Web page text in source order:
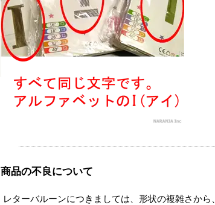
商品の不良について
レターバルーンにつきましては、形状の複雑さから、